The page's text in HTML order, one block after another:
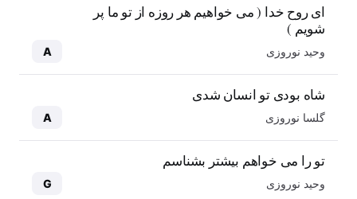
ای روح خدا ( می خواهیم هر روزه از تو ما پر
شویم )
وحید نوروزی A
شاه بودی تو انسان شدی
گلسا نوروزی A
تو را می خواهم بیشتر بشناسم
وحید نوروزی G